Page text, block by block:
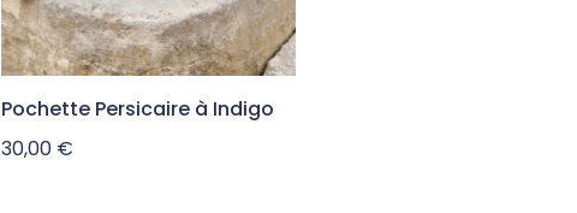
Pochette Persicaire à Indigo
30,00 €